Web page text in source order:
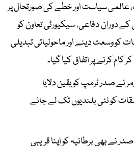
عالمی سیاست اور خطے کی صورتحال پر
دوران دفاعی، سیکیورٹی تعاون کو
کو وسعت دینے اور ماحولیاتی تبدیلی
کرنے پر اتفاق کیا گیا۔
نے صدر ٹرمپ کو یقین دلایا
کو نئی بلندیوں تک لے جانے
بھی برطانیہ کو اپنا قریبی